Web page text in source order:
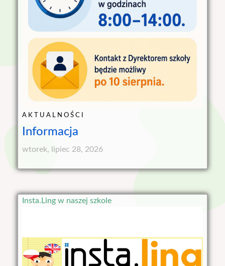
AKTUALNOŚCI
Informacja
wtorek, lipiec 28, 2026
Insta.Ling w naszej szkole